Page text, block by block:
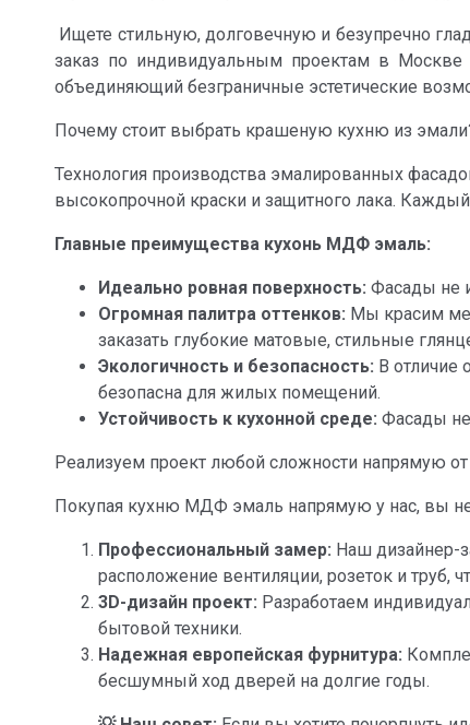
Ищете стильную, долговечную и безупречно
заказ по индивидуальным проектам в Москве
объединяющий безграничные эстетические
Почему стоит выбрать крашеную кухню из
Технология производства эмалированных
высокопрочной краски и защитного лака.
Главные преимущества кухонь МДФ эмаль:
Идеально ровная поверхность: Фасады не
Огромная палитра оттенков: Мы красим
заказать глубокие матовые, стильные
Экологичность и безопасность: В отличие
безопасна для жилых помещений.
Устойчивость к кухонной среде: Фасады не
Реализуем проект любой сложности напрямую от
Покупая кухню МДФ эмаль напрямую у нас, вы
Профессиональный замер: Наш дизайнер-
расположение вентиляции, розеток и труб,
3D-дизайн проект: Разработаем
бытовой техники.
Надежная европейская фурнитура:
бесшумный ход дверей на долгие годы.